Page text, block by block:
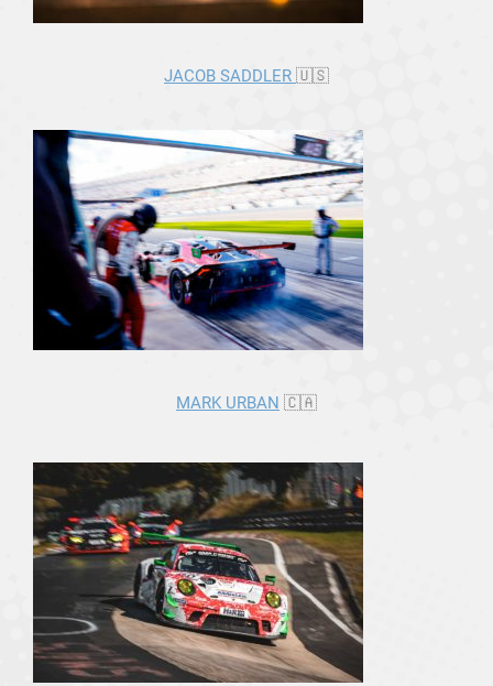
JACOB SADDLER 🇺🇸
MARK URBAN 🇨🇦